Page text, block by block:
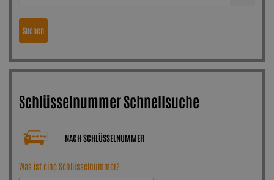
Suchen
Schlüsselnummer Schnellsuche
NACH SCHLÜSSELNUMMER
Was ist eine Schlüsselnummer?